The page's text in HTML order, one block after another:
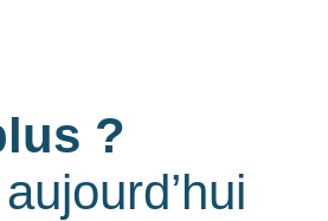
?